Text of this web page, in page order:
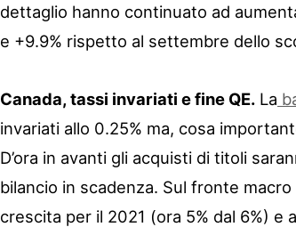
dettaglio hanno continuato ad
e +9.9% rispetto al settembre dello
Canada, tassi invariati e fine QE. La
invariati allo 0.25% ma, cosa
D’ora in avanti gli acquisti di titoli
bilancio in scadenza. Sul fronte
crescita per il 2021 (ora 5% dal 6%)